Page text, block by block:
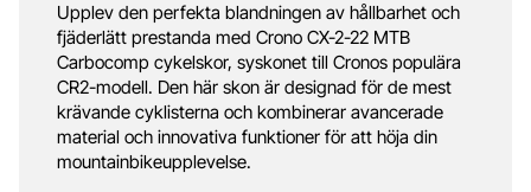
Upplev den perfekta blandningen av hållbarhet och
fjäderlätt prestanda med Crono CX-2-22 MTB
Carbocomp cykelskor, syskonet till Cronos populära
CR2-modell. Den här skon är designad för de mest
krävande cyklisterna och kombinerar avancerade
material och innovativa funktioner för att höja din
mountainbikeupplevelse.